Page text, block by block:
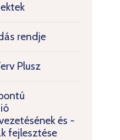
rendje
Plusz
és -
fejlesztése